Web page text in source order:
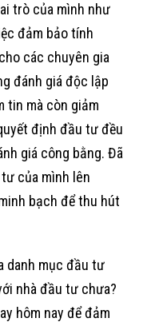
trò của mình như
đảm bảo tính
các chuyên gia
đánh giá độc lập
tin mà còn giảm
định đầu tư đều
giá công bằng. Đã
của mình lên
bạch để thu hút
danh mục đầu tư
nhà đầu tư chưa?
hôm nay để đảm